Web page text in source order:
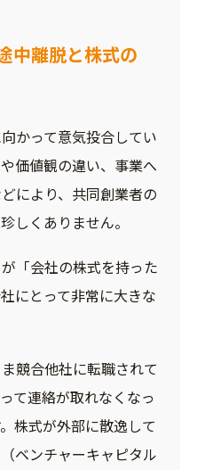
中離脱と株式の
かって意気投合してい
価値観の違い、事業へ
により、共同創業者の
しくありません。
「会社の株式を持った
にとって非常に大きな
競合他社に転職されて
て連絡が取れなくなっ
株式が外部に散逸して
ベンチャーキャピタル